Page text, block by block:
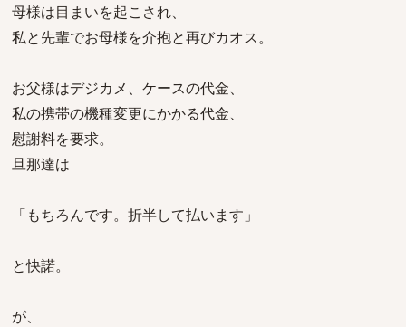
母様は目まいを起こされ、
私と先輩でお母様を介抱と再びカオス。
お父様はデジカメ、ケースの代金、
私の携帯の機種変更にかかる代金、
慰謝料を要求。
旦那達は
「もちろんです。折半して払います」
と快諾。
が、